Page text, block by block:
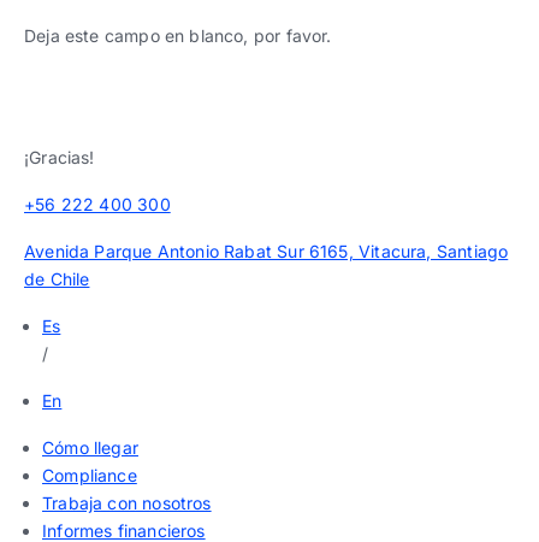
Deja este campo en blanco, por favor.
¡Gracias!
+56 222 400 300
Avenida Parque Antonio Rabat Sur 6165, Vitacura, Santiago
de Chile
Es
/
En
Cómo llegar
Compliance
Trabaja con nosotros
Informes financieros